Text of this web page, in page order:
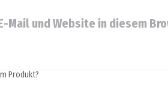
Mail und Website in diesem
Produkt?